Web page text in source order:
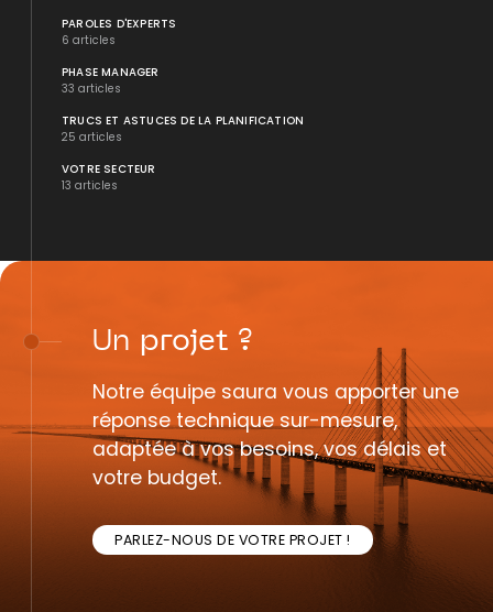
PAROLES D'EXPERTS
6 articles
PHASE MANAGER
33 articles
TRUCS ET ASTUCES DE LA PLANIFICATION
25 articles
VOTRE SECTEUR
13 articles
Un projet ?
Notre équipe saura vous apporter une
réponse technique sur-mesure,
adaptée à vos besoins, vos délais et
votre budget.
PARLEZ-NOUS DE VOTRE PROJET !